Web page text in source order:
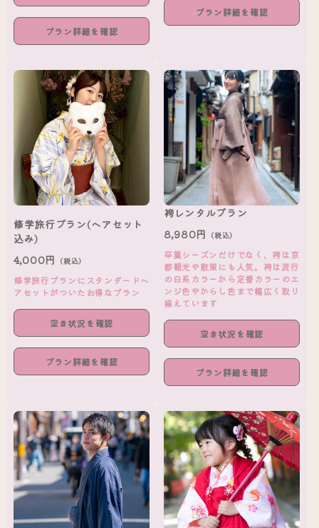
プラン詳細を確認
プラン詳細を確認
修学旅行プラン(ヘアセット
込み)
4,000円 （税込）
修学旅行プランにスタンダードヘ
アセットがついたお得なプラン
空き状況を確認
プラン詳細を確認
袴レンタルプラン
8,980円 （税込）
卒業シーズンだけでなく、袴は京
都観光や散策にも人気。袴は流行
の白系カラーから定番カラーのエ
ンジ色やからし色まで幅広く取り
揃えています
空き状況を確認
プラン詳細を確認